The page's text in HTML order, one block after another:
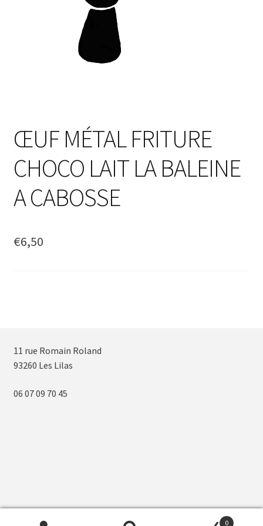
ŒUF MÉTAL FRITURE
CHOCO LAIT LA BALEINE
A CABOSSE
€6,50
11 rue Romain Roland
93260 Les Lilas
06 07 09 70 45
0